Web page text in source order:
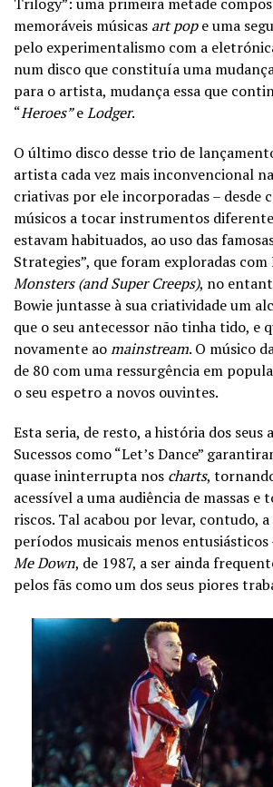
memoráveis músicas art pope uma
pelo experimentalismo com a
num disco que constituía uma
para o artista, mudança essa que
“Heroes”eLodger.
O último disco desse trio de
artista cada vez mais inconvencional
criativas por ele incorporadas – desde
músicos a tocar instrumentos
estavam habituados, ao uso das
Strategies”, que foram exploradas com
Monsters (and Super Creeps), no
Bowie juntasse à sua criatividade um
que o seu antecessor não tinha tido, e
novamente aomainstream. O músico
de 80 com uma ressurgência em
o seu espetro a novos ouvintes.
Esta seria, de resto, a história dos seus
Sucessos como “Let’s Dance”
quase ininterrupta nos charts,
acessível a uma audiência de massas e
riscos. Tal acabou por levar, contudo, a
períodos musicais menos entusiásticos
Me Down, de 1987, a ser ainda
pelos fãs como um dos seus piores